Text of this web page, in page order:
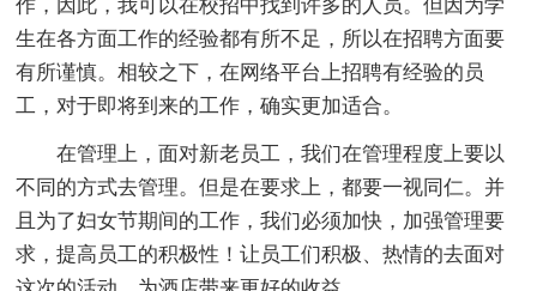
作，因此，我可以在校招中找到许多的人员。但因为学
生在各方面工作的经验都有所不足，所以在招聘方面要
有所谨慎。相较之下，在网络平台上招聘有经验的员
工，对于即将到来的工作，确实更加适合。
在管理上，面对新老员工，我们在管理程度上要以
不同的方式去管理。但是在要求上，都要一视同仁。并
且为了妇女节期间的工作，我们必须加快，加强管理要
求，提高员工的积极性！让员工们积极、热情的去面对